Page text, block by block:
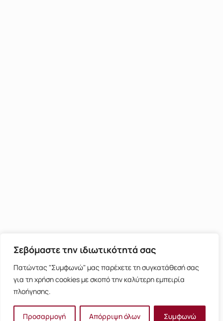
Σεβόμαστε την ιδιωτικότητά σας
Πατώντας "Συμφωνώ" μας παρέχετε τη συγκατάθεσή σας
για τη χρήση cookies με σκοπό την καλύτερη εμπειρία
πλοήγησης.
Προσαρμογή Απόρριψη όλων Συμφωνώ